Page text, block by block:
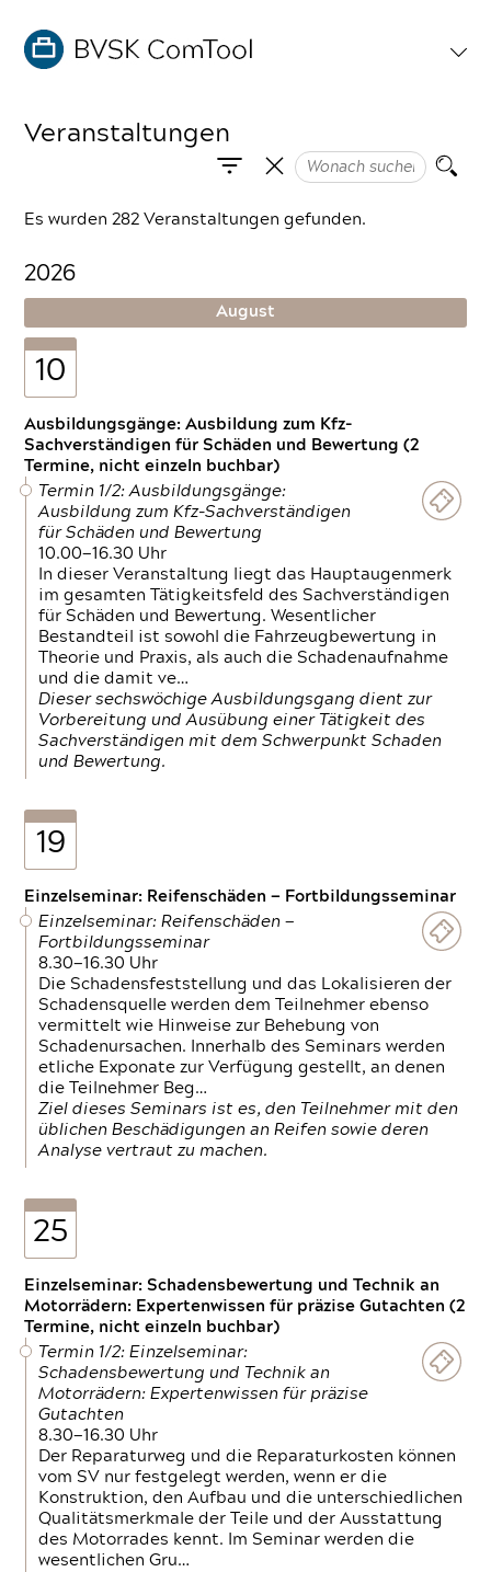
Veranstaltungen
Es wurden 282 Veranstaltungen gefunden.
2026
August
10
Ausbildungsgänge: Ausbildung zum Kfz-
Sachverständigen für Schäden und Bewertung (2
Termine, nicht einzeln buchbar)
Termin 1/2: Ausbildungsgänge:
Ausbildung zum Kfz-Sachverständigen
für Schäden und Bewertung
10.00—16.30 Uhr
In dieser Veranstaltung liegt das Hauptaugenmerk
im gesamten Tätigkeitsfeld des Sachverständigen
für Schäden und Bewertung. Wesentlicher
Bestandteil ist sowohl die Fahrzeugbewertung in
Theorie und Praxis, als auch die Schadenaufnahme
und die damit ve…
Dieser sechswöchige Ausbildungsgang dient zur
Vorbereitung und Ausübung einer Tätigkeit des
Sachverständigen mit dem Schwerpunkt Schaden
und Bewertung.
19
Einzelseminar: Reifenschäden — Fortbildungsseminar
Einzelseminar: Reifenschäden —
Fortbildungsseminar
8.30—16.30 Uhr
Die Schadensfeststellung und das Lokalisieren der
Schadensquelle werden dem Teilnehmer ebenso
vermittelt wie Hinweise zur Behebung von
Schadenursachen. Innerhalb des Seminars werden
etliche Exponate zur Verfügung gestellt, an denen
die Teilnehmer Beg…
Ziel dieses Seminars ist es, den Teilnehmer mit den
üblichen Beschädigungen an Reifen sowie deren
Analyse vertraut zu machen.
25
Einzelseminar: Schadensbewertung und Technik an
Motorrädern: Expertenwissen für präzise Gutachten (2
Termine, nicht einzeln buchbar)
Termin 1/2: Einzelseminar:
Schadensbewertung und Technik an
Motorrädern: Expertenwissen für präzise
Gutachten
8.30—16.30 Uhr
Der Reparaturweg und die Reparaturkosten können
vom SV nur festgelegt werden, wenn er die
Konstruktion, den Aufbau und die unterschiedlichen
Qualitätsmerkmale der Teile und der Ausstattung
des Motorrades kennt. Im Seminar werden die
wesentlichen Gru…